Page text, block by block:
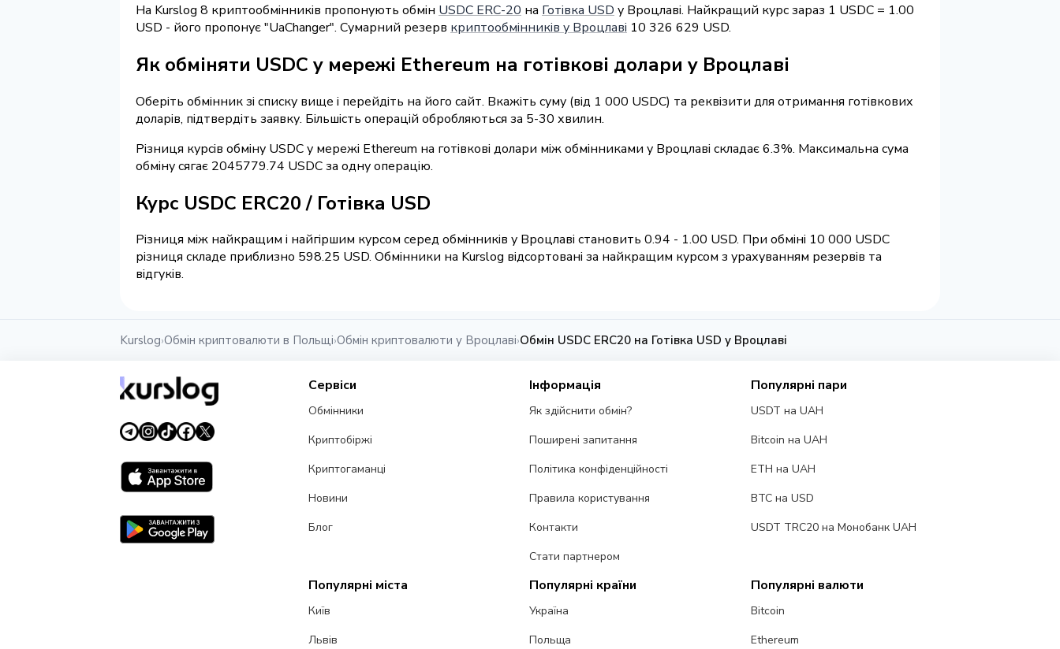
На Kurslog 8 криптообмінників пропонують обмін USDC ERC-20 на Готівка USD у Вроцлаві. Найкращий курс зараз 1 USDC = 1.00
USD - його пропонує "UaChanger". Сумарний резерв криптообмінників у Вроцлаві 10 326 629 USD.
Як обміняти USDC у мережі Ethereum на готівкові долари у Вроцлаві
Оберіть обмінник зі списку вище і перейдіть на його сайт. Вкажіть суму (від 1 000 USDC) та реквізити для отримання готівкових
доларів, підтвердіть заявку. Більшість операцій обробляються за 5-30 хвилин.
Різниця курсів обміну USDC у мережі Ethereum на готівкові долари між обмінниками у Вроцлаві складає 6.3%. Максимальна сума
обміну сягає 2045779.74 USDC за одну операцію.
Курс USDC ERC20 / Готівка USD
Різниця між найкращим і найгіршим курсом серед обмінників у Вроцлаві становить 0.94 - 1.00 USD. При обміні 10 000 USDC
різниця складе приблизно 598.25 USD. Обмінники на Kurslog відсортовані за найкращим курсом з урахуванням резервів та
відгуків.
Kurslog›Обмін криптовалюти в Польщі›Обмін криптовалюти у Вроцлаві›Обмін USDC ERC20 на Готівка USD у Вроцлаві
Сервіси
Обмінники
Криптобіржі
Криптогаманці
Новини
Блог
Інформація
Як здійснити обмін?
Поширені запитання
Політика конфіденційності
Правила користування
Контакти
Стати партнером
Популярні пари
USDT на UAH
Bitcoin на UAH
ETH на UAH
BTC на USD
USDT TRC20 на Монобанк UAH
Популярні міста
Київ
Львів
Популярні країни
Україна
Польща
Популярні валюти
Bitcoin
Ethereum